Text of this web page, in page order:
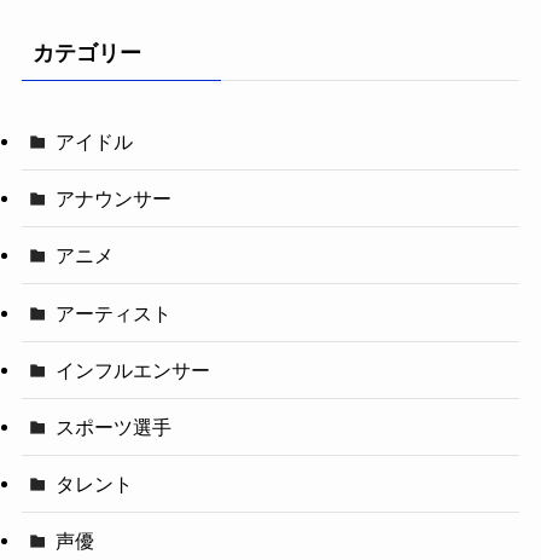
カテゴリー
アイドル
アナウンサー
アニメ
アーティスト
インフルエンサー
スポーツ選手
タレント
声優